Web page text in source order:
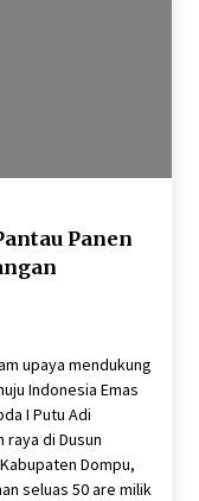
Panen
upaya mendukung
Indonesia Emas
I Putu Adi
raya di Dusun
Dompu,
seluas 50 are milik